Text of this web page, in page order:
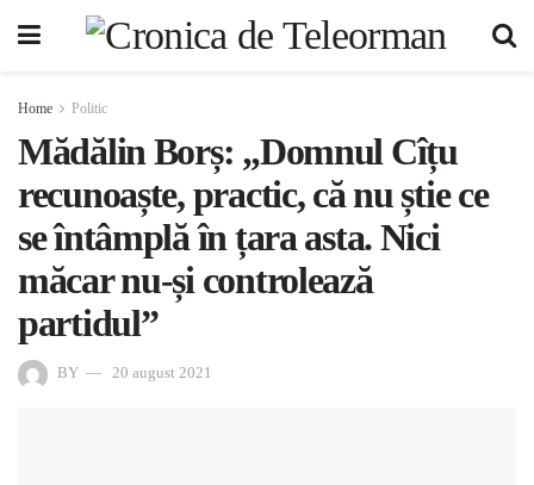
Home Politic
Mădălin Borș: „Domnul Cîțu
recunoaște, practic, că nu știe ce
se întâmplă în țara asta. Nici
măcar nu-și controlează
partidul”
BY 20 august 2021